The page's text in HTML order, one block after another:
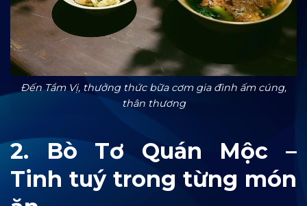
Đến Tầm Vị, thưởng thức bữa cơm gia đình ấm cúng,
thân thương
2. Bò Tơ Quán Mộc –
Tinh tuý trong từng món